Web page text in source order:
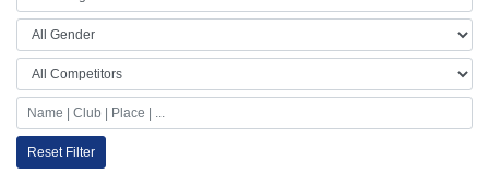
Reset Filter